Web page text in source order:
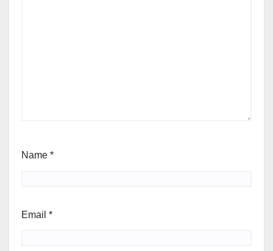
Name *
Email *